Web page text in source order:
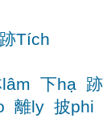
跡Tích
下hạ
離ly 披phi